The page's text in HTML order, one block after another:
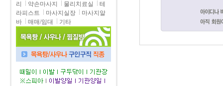
리
약손마사지 물리치료실
테
라피스트
마사지실장
마사지알
바
매매/임대 기타